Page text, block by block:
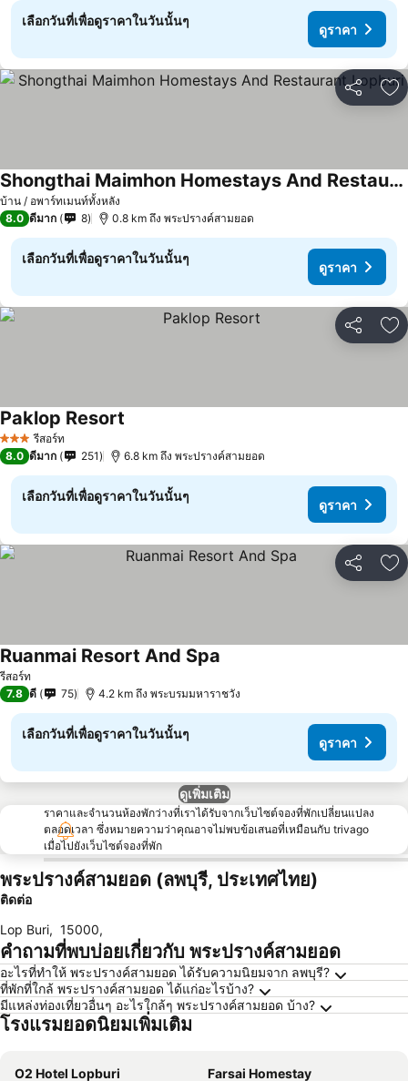
เลือกวันที่เพื่อดูราคาในวันนั้นๆ
ดูราคา
แชร์ เ
บ้าน / อพาร์ทเมนท์ทั้งหลัง
Shongthai Maimhon Homestays And Restaurant Lopburi
8.0 ดีมาก 8 0.8 km ถึง พระปรางค์สามยอด
เลือกวันที่เพื่อดูราคาในวันนั้นๆ
ดูราคา
แชร์ เ
3 ดาว รีสอร์ท
Paklop Resort
8.0 ดีมาก 251 6.8 km ถึง พระปรางค์สามยอด
เลือกวันที่เพื่อดูราคาในวันนั้นๆ
ดูราคา
แชร์ เ
รีสอร์ท
Ruanmai Resort And Spa
7.8 ดี 75 4.2 km ถึง พระบรมมหาราชวัง
เลือกวันที่เพื่อดูราคาในวันนั้นๆ
ดูราคา
ดูเพิ่มเติม
ราคาและจำนวนห้องพักว่างที่เราได้รับจากเว็บไซต์จองที่พักเปลี่ยนแปลง
ตลอดเวลา ซึ่งหมายความว่าคุณอาจไม่พบข้อเสนอที่เหมือนกับ trivago
เมื่อไปยังเว็บไซต์จองที่พัก
พระปรางค์สามยอด (ลพบุรี, ประเทศไทย)
ติดต่อ
Lop Buri, 15000,
คำถามที่พบบ่อยเกี่ยวกับ พระปรางค์สามยอด
อะไรที่ทำให้ พระปรางค์สามยอด ได้รับความนิยมจาก ลพบุรี?
ที่พักที่ใกล้ พระปรางค์สามยอด ได้แก่อะไรบ้าง?
มีแหล่งท่องเที่ยวอื่นๆ อะไรใกล้ๆ พระปรางค์สามยอด บ้าง?
โรงแรมยอดนิยมเพิ่มเติม
O2 Hotel Lopburi
Farsai Homestay